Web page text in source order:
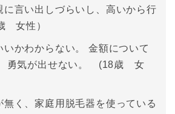
に言い出しづらいし、高いから行
女性）
いかわからない。 金額について
勇気が出せない。 (18歳 女
無く、家庭用脱毛器を使っている